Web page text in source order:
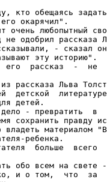
кто обещаясь
окарячил".
очень любопытный
одобрил рассказа
- сказал
эту историю".
его  рассказ  -  не
рассказа Льва
детской
детей.
- превратить  в
сохранить правду
владеть
ребенка.
больше  всего
обо всем на свете
и о том,  что  за